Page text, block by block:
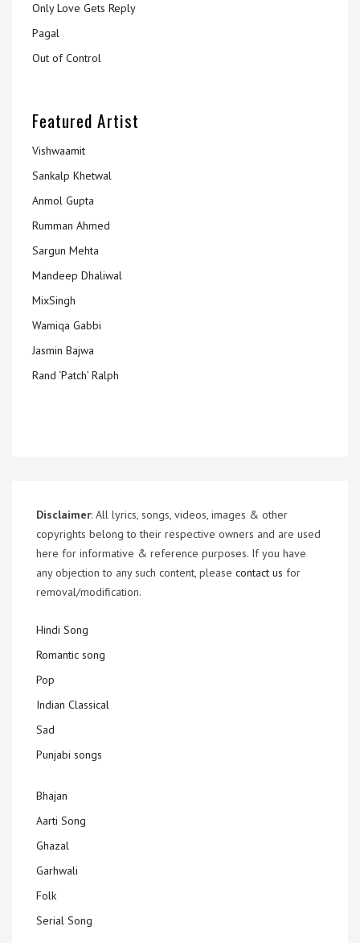
Only Love Gets Reply
Pagal
Out of Control
Featured Artist
Vishwaamit
Sankalp Khetwal
Anmol Gupta
Rumman Ahmed
Sargun Mehta
Mandeep Dhaliwal
MixSingh
Wamiqa Gabbi
Jasmin Bajwa
Rand ‘Patch’ Ralph
Disclaimer: All lyrics, songs, videos, images & other
copyrights belong to their respective owners and are used
here for informative & reference purposes. If you have
any objection to any such content, please contact us for
removal/modification.
Hindi Song
Romantic song
Pop
Indian Classical
Sad
Punjabi songs
Bhajan
Aarti Song
Ghazal
Garhwali
Folk
Serial Song